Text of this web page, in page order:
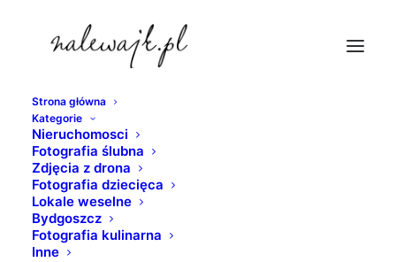
Strona główna
Kategorie
Nieruchomosci
Fotografia ślubna
Zdjęcia z drona
Fotografia dziecięca
Lokale weselne
Bydgoszcz
Fotografia kulinarna
Inne
fotoalbum-rodzinny
Strona Główna
Fotoalbumy ślubne, dziecięce, rodzinne, biznesowe, na
chrzest, komunię, na inną okazję